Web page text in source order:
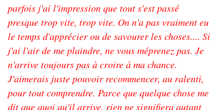
parfois j'ai l'impression que tout s'est passé
presque trop vite, trop vite. On n'a pas vraiment eu
le temps d'apprécier ou de savourer les choses.... Si
j'ai l'air de me plaindre, ne vous méprenez pas. Je
n'arrive toujours pas à croire à ma chance.
J'aimerais juste pouvoir recommencer, au ralenti,
pour tout comprendre. Parce que quelque chose me
dit que quoi qu'il arrive, rien ne signifiera autant